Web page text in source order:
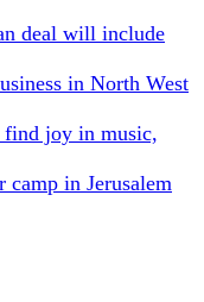
deal will include
in North West
find joy in music,
in Jerusalem